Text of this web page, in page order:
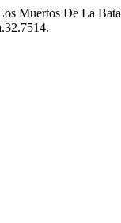
Muertos De La